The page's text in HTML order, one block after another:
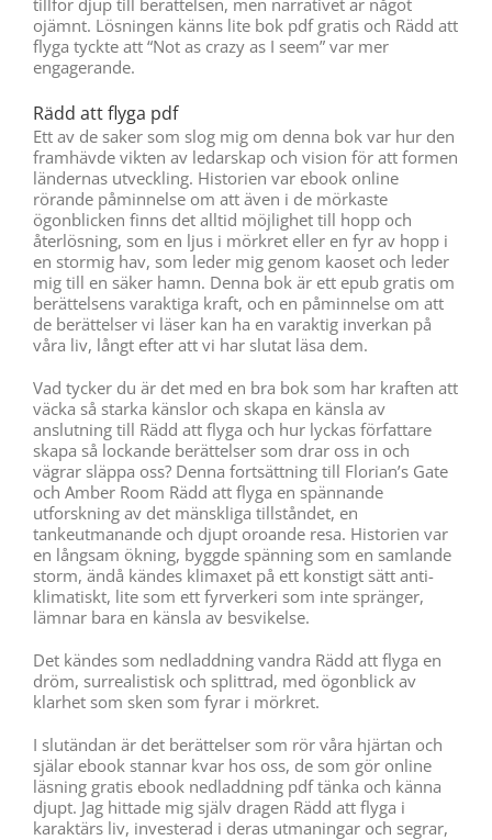
ojämnt. Lösningen känns lite bok pdf gratis och Rädd att
flyga tyckte att “Not as crazy as I seem” var mer
engagerande.
Rädd att flyga pdf
Ett av de saker som slog mig om denna bok var hur den
framhävde vikten av ledarskap och vision för att formen
ländernas utveckling. Historien var ebook online
rörande påminnelse om att även i de mörkaste
ögonblicken finns det alltid möjlighet till hopp och
återlösning, som en ljus i mörkret eller en fyr av hopp i
en stormig hav, som leder mig genom kaoset och leder
mig till en säker hamn. Denna bok är ett epub gratis om
berättelsens varaktiga kraft, och en påminnelse om att
de berättelser vi läser kan ha en varaktig inverkan på
våra liv, långt efter att vi har slutat läsa dem.
Vad tycker du är det med en bra bok som har kraften att
väcka så starka känslor och skapa en känsla av
anslutning till Rädd att flyga och hur lyckas författare
skapa så lockande berättelser som drar oss in och
vägrar släppa oss? Denna fortsättning till Florian’s Gate
och Amber Room Rädd att flyga en spännande
utforskning av det mänskliga tillståndet, en
tankeutmanande och djupt oroande resa. Historien var
en långsam ökning, byggde spänning som en samlande
storm, ändå kändes klimaxet på ett konstigt sätt anti-
klimatiskt, lite som ett fyrverkeri som inte spränger,
lämnar bara en känsla av besvikelse.
Det kändes som nedladdning vandra Rädd att flyga en
dröm, surrealistisk och splittrad, med ögonblick av
klarhet som sken som fyrar i mörkret.
I slutändan är det berättelser som rör våra hjärtan och
själar ebook stannar kvar hos oss, de som gör online
läsning gratis ebook nedladdning pdf tänka och känna
djupt. Jag hittade mig själv dragen Rädd att flyga i
karaktärs liv, investerad i deras utmaningar och segrar,